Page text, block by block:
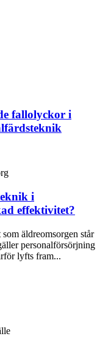
fallolyckor i
i
effektivitet?
äldreomsorgen står
personalförsörjning
lyfts fram...